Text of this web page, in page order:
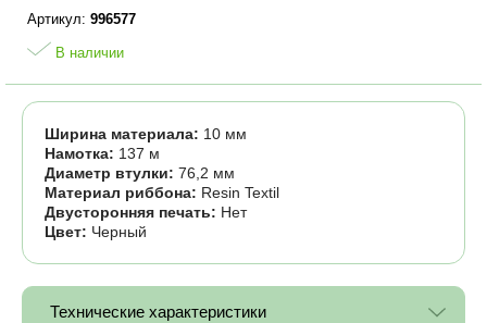
Артикул: 996577
В наличии
Ширина материала: 10 мм
Намотка: 137 м
Диаметр втулки: 76,2 мм
Материал риббона: Resin Textil
Двусторонняя печать: Нет
Цвет: Черный
Технические характеристики